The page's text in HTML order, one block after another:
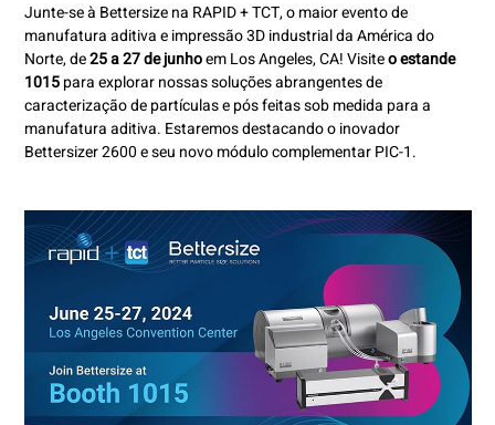
Junte-se à Bettersize na RAPID + TCT, o maior evento de
manufatura aditiva e impressão 3D industrial da América do
Norte, de25 a 27 de junhoem Los Angeles, CA! Visiteo estande
1015para explorar nossas soluções abrangentes de
caracterização de partículas e pós feitas sob medida para a
manufatura aditiva. Estaremos destacando o inovador
Bettersizer 2600 e seu novo módulo complementar PIC-1.